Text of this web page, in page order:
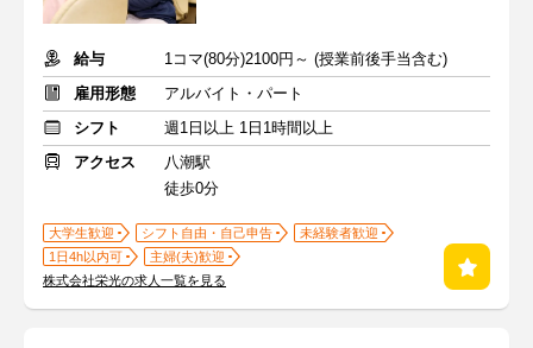
給与
1コマ(80分)2100円～ (授業前後手当含む)
雇用形態
アルバイト・パート
シフト
週1日以上 1日1時間以上
アクセス
八潮駅
徒歩0分
大学生歓迎 シフト自由・自己申告
未経験者歓迎
1日4h以内可
主婦(夫)歓迎
株式会社栄光の求人一覧を見る